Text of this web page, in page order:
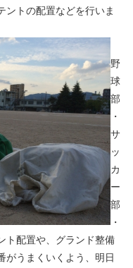
ントの配置などを行いま
野
球
部
・
サ
ッ
カ
ー
部
・
ト配置や、グランド整備
がうまくいくよう、明日